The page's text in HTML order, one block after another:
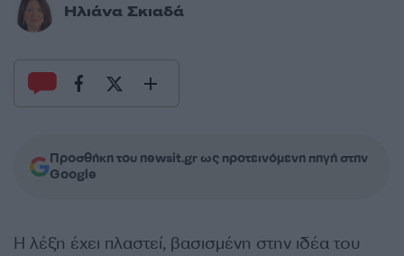
Ηλιάνα Σκιαδά
Προσθήκη του newsit.gr ως προτεινόμενη πηγή στην
Google
Η λέξη έχει πλαστεί, βασισμένη στην ιδέα του